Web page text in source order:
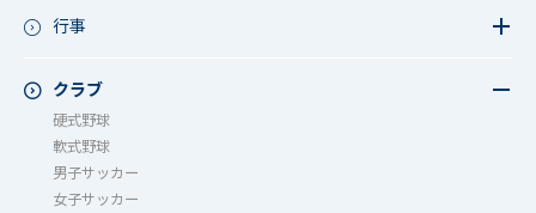
アース・プロジェクト
今日の1枚～ｸﾗｽ&ｸﾗﾌﾞ編～
行事
成立祭（文化祭）
行事（その他）
夏フェス
クラブ
硬式野球
軟式野球
男子サッカー
女子サッカー